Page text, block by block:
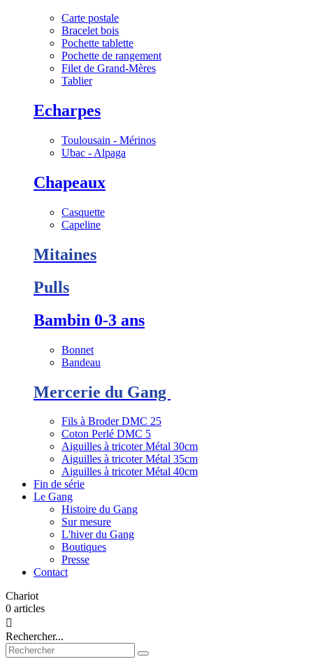
Carte postale
Bracelet bois
Pochette tablette
Pochette de rangement
Filet de Grand-Mères
Tablier
Echarpes
Toulousain - Mérinos
Ubac - Alpaga
Chapeaux
Casquette
Capeline
Mitaines
Pulls
Bambin 0-3 ans
Bonnet
Bandeau
Mercerie du Gang
Fils à Broder DMC 25
Coton Perlé DMC 5
Aiguilles à tricoter Métal 30cm
Aiguilles à tricoter Métal 35cm
Aiguilles à tricoter Métal 40cm
Fin de série
Le Gang
Histoire du Gang
Sur mesure
L'hiver du Gang
Boutiques
Presse
Contact
Chariot
0 articles

Rechercher...